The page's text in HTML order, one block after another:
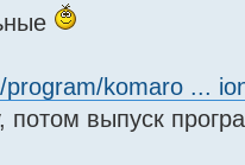
komaro ...
потом выпуск